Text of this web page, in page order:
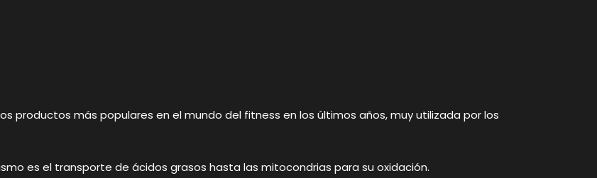
productos más populares en el mundo del fitness en los últimos años, muy utilizada por los
es el transporte de ácidos grasos hasta las mitocondrias para su oxidación.